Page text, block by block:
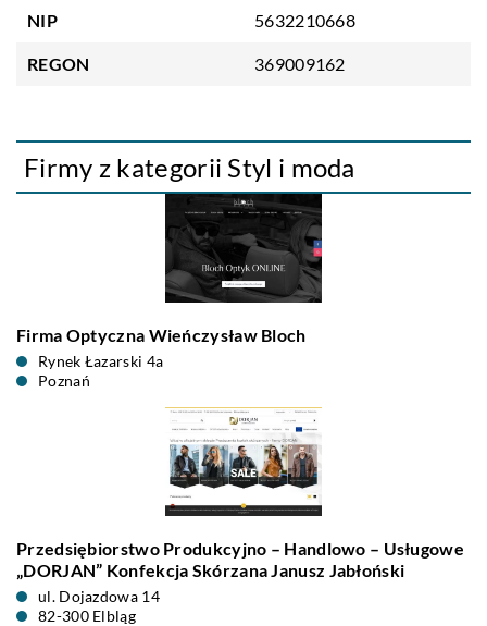
NIP 5632210668
REGON 369009162
Firmy z kategorii Styl i moda
Firma Optyczna Wieńczysław Bloch
Rynek Łazarski 4a
Poznań
Przedsiębiorstwo Produkcyjno – Handlowo – Usługowe
„DORJAN” Konfekcja Skórzana Janusz Jabłoński
ul. Dojazdowa 14
82-300 Elbląg